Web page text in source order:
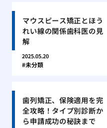
マウスピース矯正とほう
れい線の関係歯科医の見
解
2025.05.20
未分類
歯列矯正、保険適用を完
全攻略！タイプ別診断か
ら申請成功の秘訣まで